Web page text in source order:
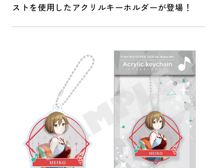
ストを使用したアクリルキーホルダーが登場！